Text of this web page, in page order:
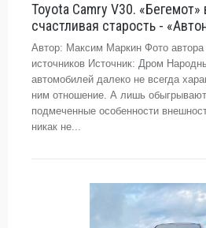
Toyota Camry V30.
счастливая старость -
Автор: Максим Маркин Фото автора
источников Источник: Дром
автомобилей далеко не всегда
ним отношение. А лишь
подмеченные особенности
никак не...